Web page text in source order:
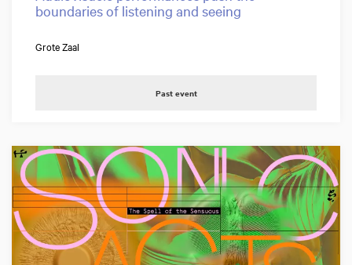
boundaries of listening and seeing
Grote Zaal
Past event